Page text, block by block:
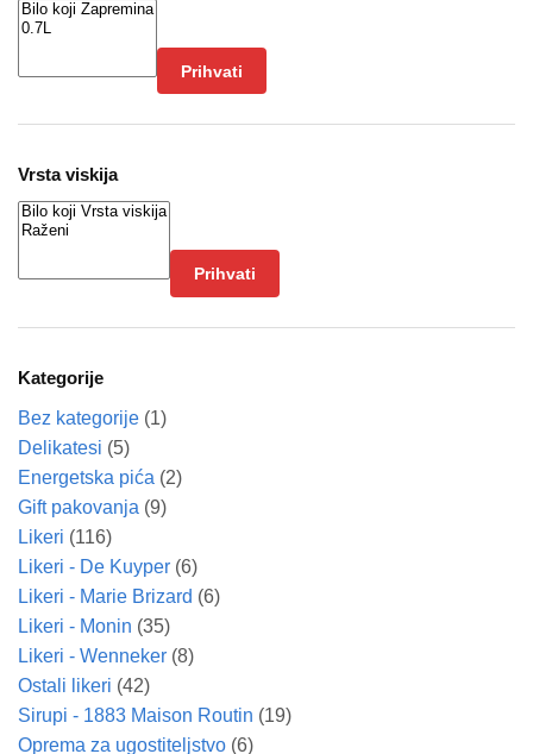
Prihvati
Vrsta viskija
Prihvati
Kategorije
Bez kategorije (1)
Delikatesi (5)
Energetska pića (2)
Gift pakovanja (9)
Likeri (116)
Likeri - De Kuyper (6)
Likeri - Marie Brizard (6)
Likeri - Monin (35)
Likeri - Wenneker (8)
Ostali likeri (42)
Sirupi - 1883 Maison Routin (19)
Oprema za ugostiteljstvo (6)